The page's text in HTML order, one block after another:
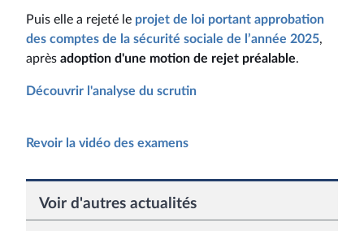
Puis elle a rejeté le projet de loi portant approbation
des comptes de la sécurité sociale de l’année 2025,
après adoption d'une motion de rejet préalable.
Découvrir l'analyse du scrutin
Revoir la vidéo des examens
Voir d'autres actualités